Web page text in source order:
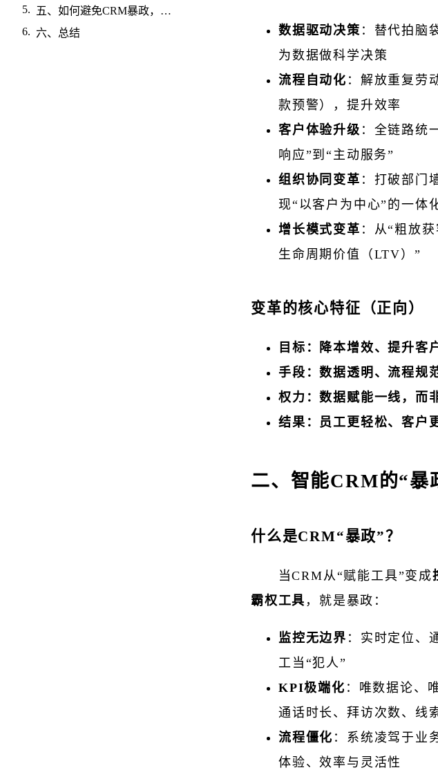
五、如何避免CRM暴政，守住变革初心？
六、总结
数据驱动决策 ：替代拍脑
为数据做科学决策
流程自动化 ：解放重复劳
款预警），提升效率
客户体验升级 ：全链路统
响应”到“主动服务”
组织协同变革 ：打破部门
现“以客户为中心”的一体
增长模式变革 ：从“粗放
生命周期价值（LTV）”
变革的核心特征（正向）
目标：降本增效、提升客
手段：数据透明、流程规
权力：数据赋能一线，而
结果：员工更轻松、客户
二、智能CRM的“暴
什么是CRM“暴政”？
当CRM从“赋能工具”变成
霸权工具 ，就是暴政：
监控无边界 ：实时定位、
工当“犯人”
KPI极端化 ：唯数据论、
通话时长、拜访次数、线
流程僵化 ：系统凌驾于业
体验、效率与灵活性